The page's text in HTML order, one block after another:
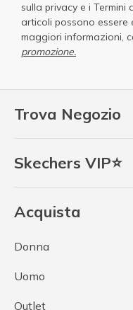
Trova Negozio
Skechers VIP⭐
Acquista
Donna
Uomo
Outlet
sulla privacy e i Termini
articoli possono essere
maggiori informazioni,
promozione.